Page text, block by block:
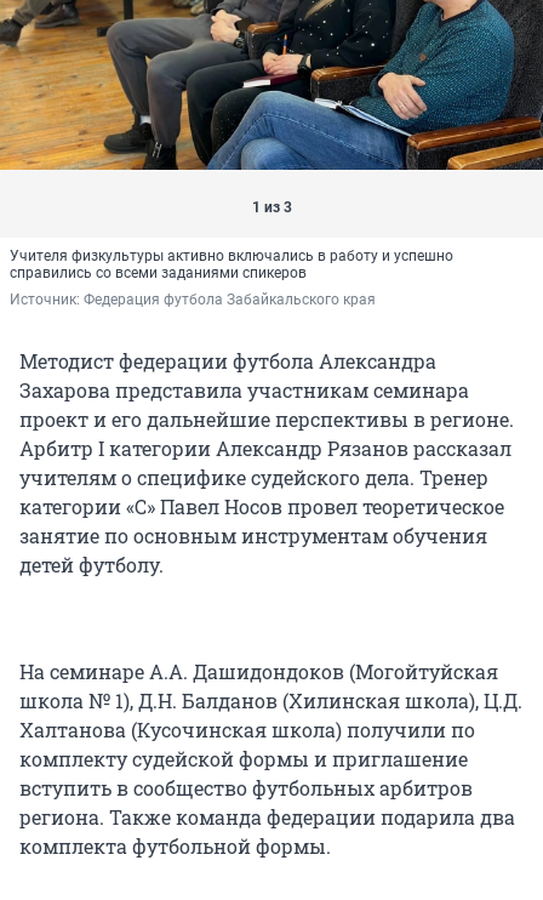
1 из 3
Учителя физкультуры активно включались в работу и успешно
справились со всеми заданиями спикеров
Источник: Федерация футбола Забайкальского края
Методист федерации футбола Александра
Захарова представила участникам семинара
проект и его дальнейшие перспективы в регионе.
Арбитр I категории Александр Рязанов рассказал
учителям о специфике судейского дела. Тренер
категории «С» Павел Носов провел теоретическое
занятие по основным инструментам обучения
детей футболу.
На семинаре А.А. Дашидондоков (Могойтуйская
школа № 1), Д.Н. Балданов (Хилинская школа), Ц.Д.
Халтанова (Кусочинская школа) получили по
комплекту судейской формы и приглашение
вступить в сообщество футбольных арбитров
региона. Также команда федерации подарила два
комплекта футбольной формы.